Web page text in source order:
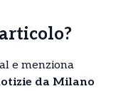
e menziona
da Milano